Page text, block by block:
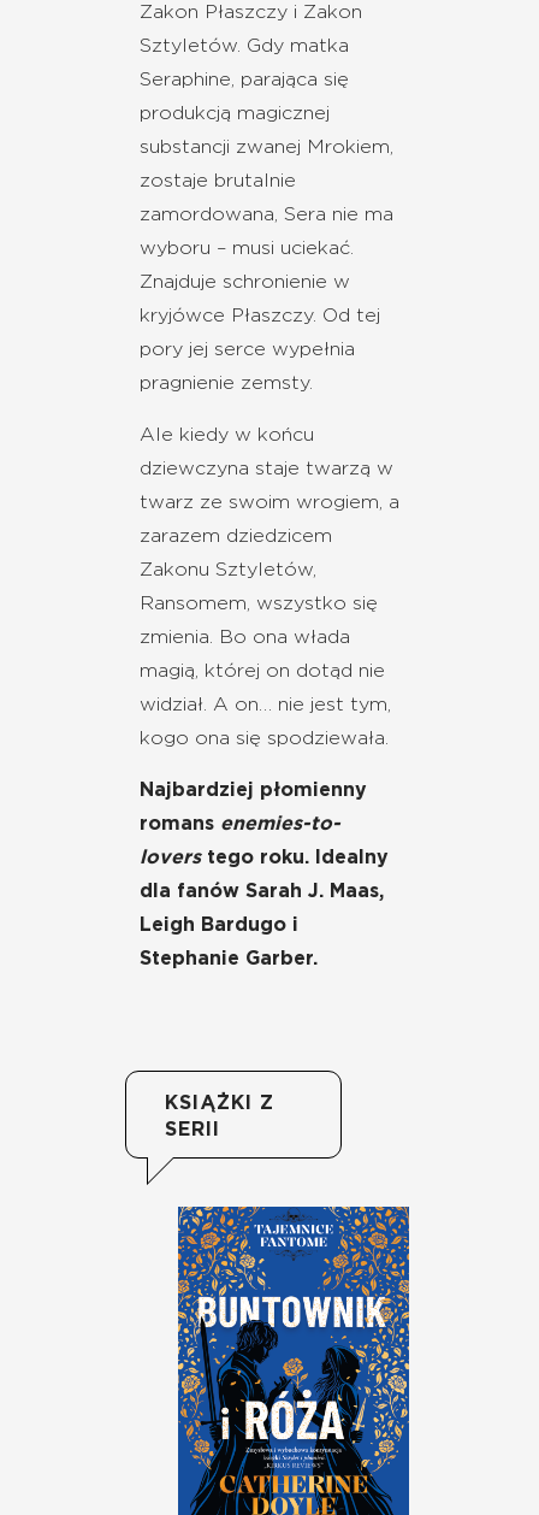
Zakon Płaszczy i Zakon
Sztyletów. Gdy matka
Seraphine, parająca się
produkcją magicznej
substancji zwanej Mrokiem,
zostaje brutalnie
zamordowana, Sera nie ma
wyboru – musi uciekać.
Znajduje schronienie w
kryjówce Płaszczy. Od tej
pory jej serce wypełnia
pragnienie zemsty.
Ale kiedy w końcu
dziewczyna staje twarzą w
twarz ze swoim wrogiem, a
zarazem dziedzicem
Zakonu Sztyletów,
Ransomem, wszystko się
zmienia. Bo ona włada
magią, której on dotąd nie
widział. A on… nie jest tym,
kogo ona się spodziewała.
Najbardziej płomienny
romans enemies-to-
loverstego roku. Idealny
dla fanów Sarah J. Maas,
Leigh Bardugo i
Stephanie Garber.
KSIĄŻKI Z
SERII